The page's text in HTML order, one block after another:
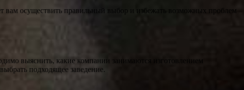
вам осуществить правильный выбор и избежать возможных проблем
выяснить, какие компании занимаются изготовлением
подходящее заведение.